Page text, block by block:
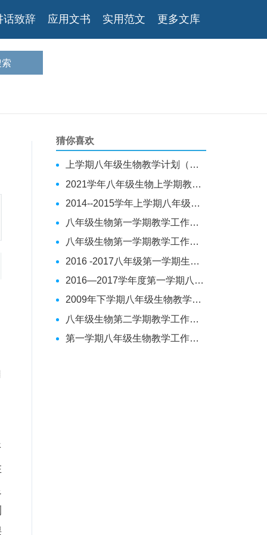
话致辞 应用文书 实用范文 更多文库
猜你喜欢
上学期八年级生物教学计划（模版）
2021学年八年级生物上学期教学总结
2014--2015学年上学期八年级生物教学工作计划
八年级生物第一学期教学工作总结
八年级生物第一学期教学工作总结
2016 -2017八年级第一学期生物教学工作总结
2016—2017学年度第一学期八年级生物教学工作总结
2009年下学期八年级生物教学工作总结
八年级生物第二学期教学工作总结
第一学期八年级生物教学工作总结